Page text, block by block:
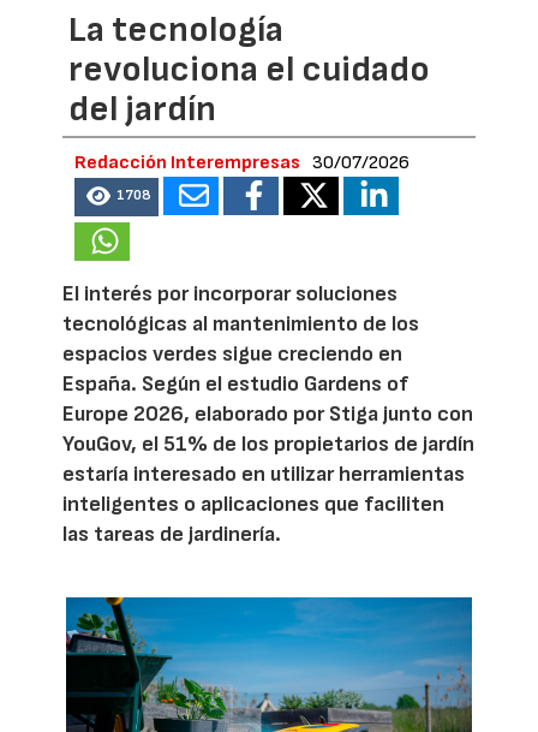
La tecnología
revoluciona el cuidado
del jardín
Redacción Interempresas 30/07/2026
1708
El interés por incorporar soluciones
tecnológicas al mantenimiento de los
espacios verdes sigue creciendo en
España. Según el estudio Gardens of
Europe 2026, elaborado por Stiga junto con
YouGov, el 51% de los propietarios de jardín
estaría interesado en utilizar herramientas
inteligentes o aplicaciones que faciliten
las tareas de jardinería.